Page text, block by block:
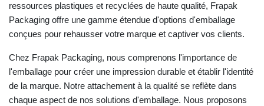
ressources plastiques et recyclées de haute qualité, Frapak
Packaging offre une gamme étendue d'options d'emballage
conçues pour rehausser votre marque et captiver vos clients.
Chez Frapak Packaging, nous comprenons l'importance de
l'emballage pour créer une impression durable et établir l'identité
de la marque. Notre attachement à la qualité se reflète dans
chaque aspect de nos solutions d'emballage. Nous proposons